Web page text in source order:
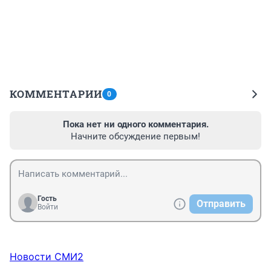
КОММЕНТАРИИ 0
Пока нет ни одного комментария.
Начните обсуждение первым!
Гость
Войти
Отправить
Новости СМИ2